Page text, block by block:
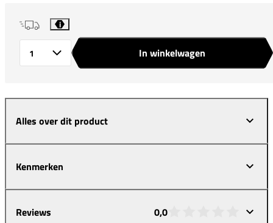
i
In winkelwagen
Alles over dit product
Kenmerken
Reviews 0,0